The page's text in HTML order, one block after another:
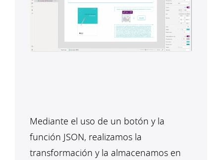
Mediante el uso de un botón y la
función JSON, realizamos la
transformación y la almacenamos en